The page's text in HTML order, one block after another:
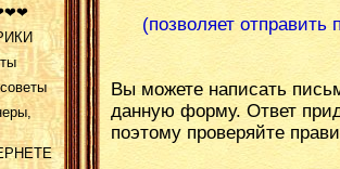
(позволяет отправить
Вы можете написать
данную форму. Ответ
поэтому проверяйте